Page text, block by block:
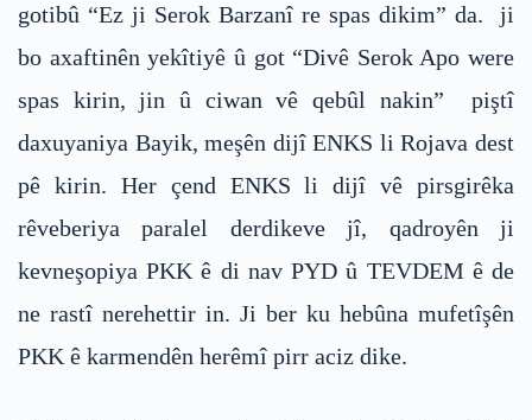
gotibû “Ez ji Serok Barzanî re spas dikim” da. ji
bo axaftinên yekîtiyê û got “Divê Serok Apo were
spas kirin, jin û ciwan vê qebûl nakin” piştî
daxuyaniya Bayik, meşên dijî ENKS li Rojava dest
pê kirin. Her çend ENKS li dijî vê pirsgirêka
rêveberiya paralel derdikeve jî, qadroyên ji
kevneşopiya PKK ê di nav PYD û TEVDEM ê de
ne rastî nerehettir in. Ji ber ku hebûna mufetîşên
PKK ê karmendên herêmî pirr aciz dike.